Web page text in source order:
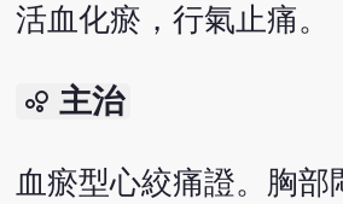
活血化瘀，行氣止痛。
bubble_chart 主治
血瘀型心絞痛證。胸部